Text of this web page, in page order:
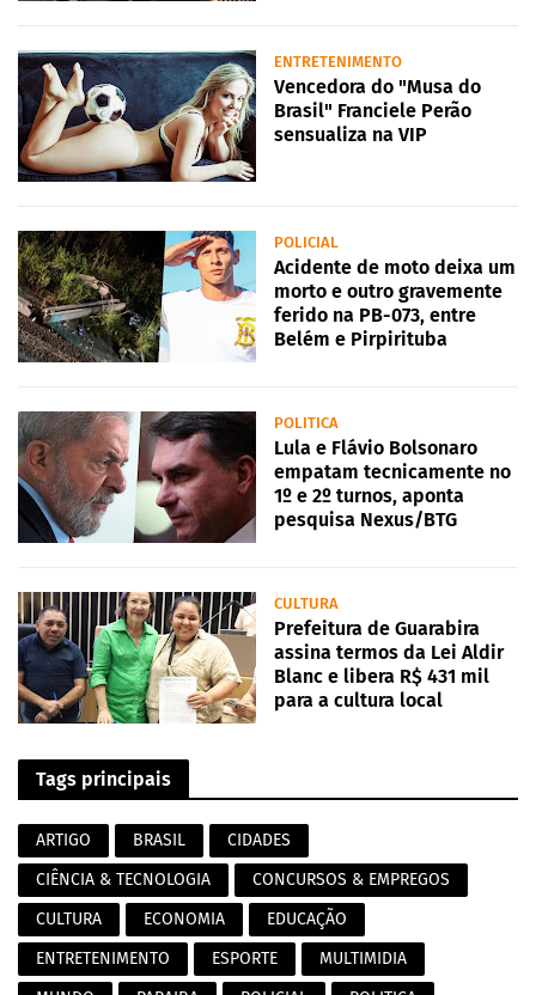
ENTRETENIMENTO
Vencedora do "Musa do
Brasil" Franciele Perão
sensualiza na VIP
POLICIAL
Acidente de moto deixa um
morto e outro gravemente
ferido na PB-073, entre
Belém e Pirpirituba
POLITICA
Lula e Flávio Bolsonaro
empatam tecnicamente no
1º e 2º turnos, aponta
pesquisa Nexus/BTG
CULTURA
Prefeitura de Guarabira
assina termos da Lei Aldir
Blanc e libera R$ 431 mil
para a cultura local
Tags principais
ARTIGO BRASIL
CIDADES
CIÊNCIA & TECNOLOGIA
CONCURSOS & EMPREGOS
CULTURA
ECONOMIA
EDUCAÇÃO
ENTRETENIMENTO
ESPORTE
MULTIMIDIA